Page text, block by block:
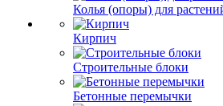
Колья (опоры) для
Кирпич
Строительные блоки
Бетонные перемычки